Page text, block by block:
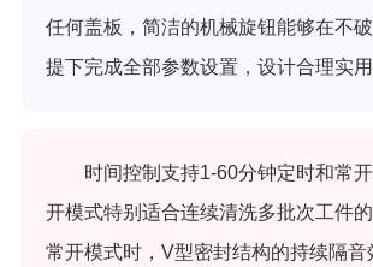
任何盖板，简洁的机械旋钮能够在不
提下完成全部参数设置，设计合理实用
时间控制支持1-60分钟定时和常
开模式特别适合连续清洗多批次工件
常开模式时，V型密封结构的持续隔音